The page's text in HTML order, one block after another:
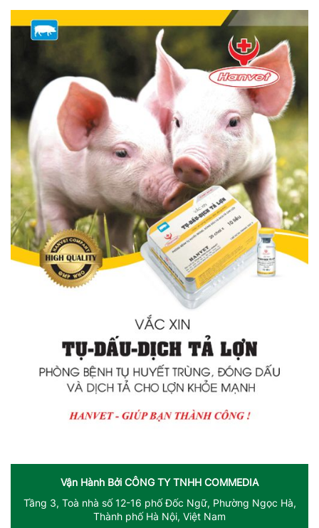
Vận Hành Bởi CÔNG TY TNHH COMMEDIA
Tầng 3, Toà nhà số 12-16 phố Đốc Ngữ, Phường Ngọc Hà,
Thành phố Hà Nội, Việt Nam